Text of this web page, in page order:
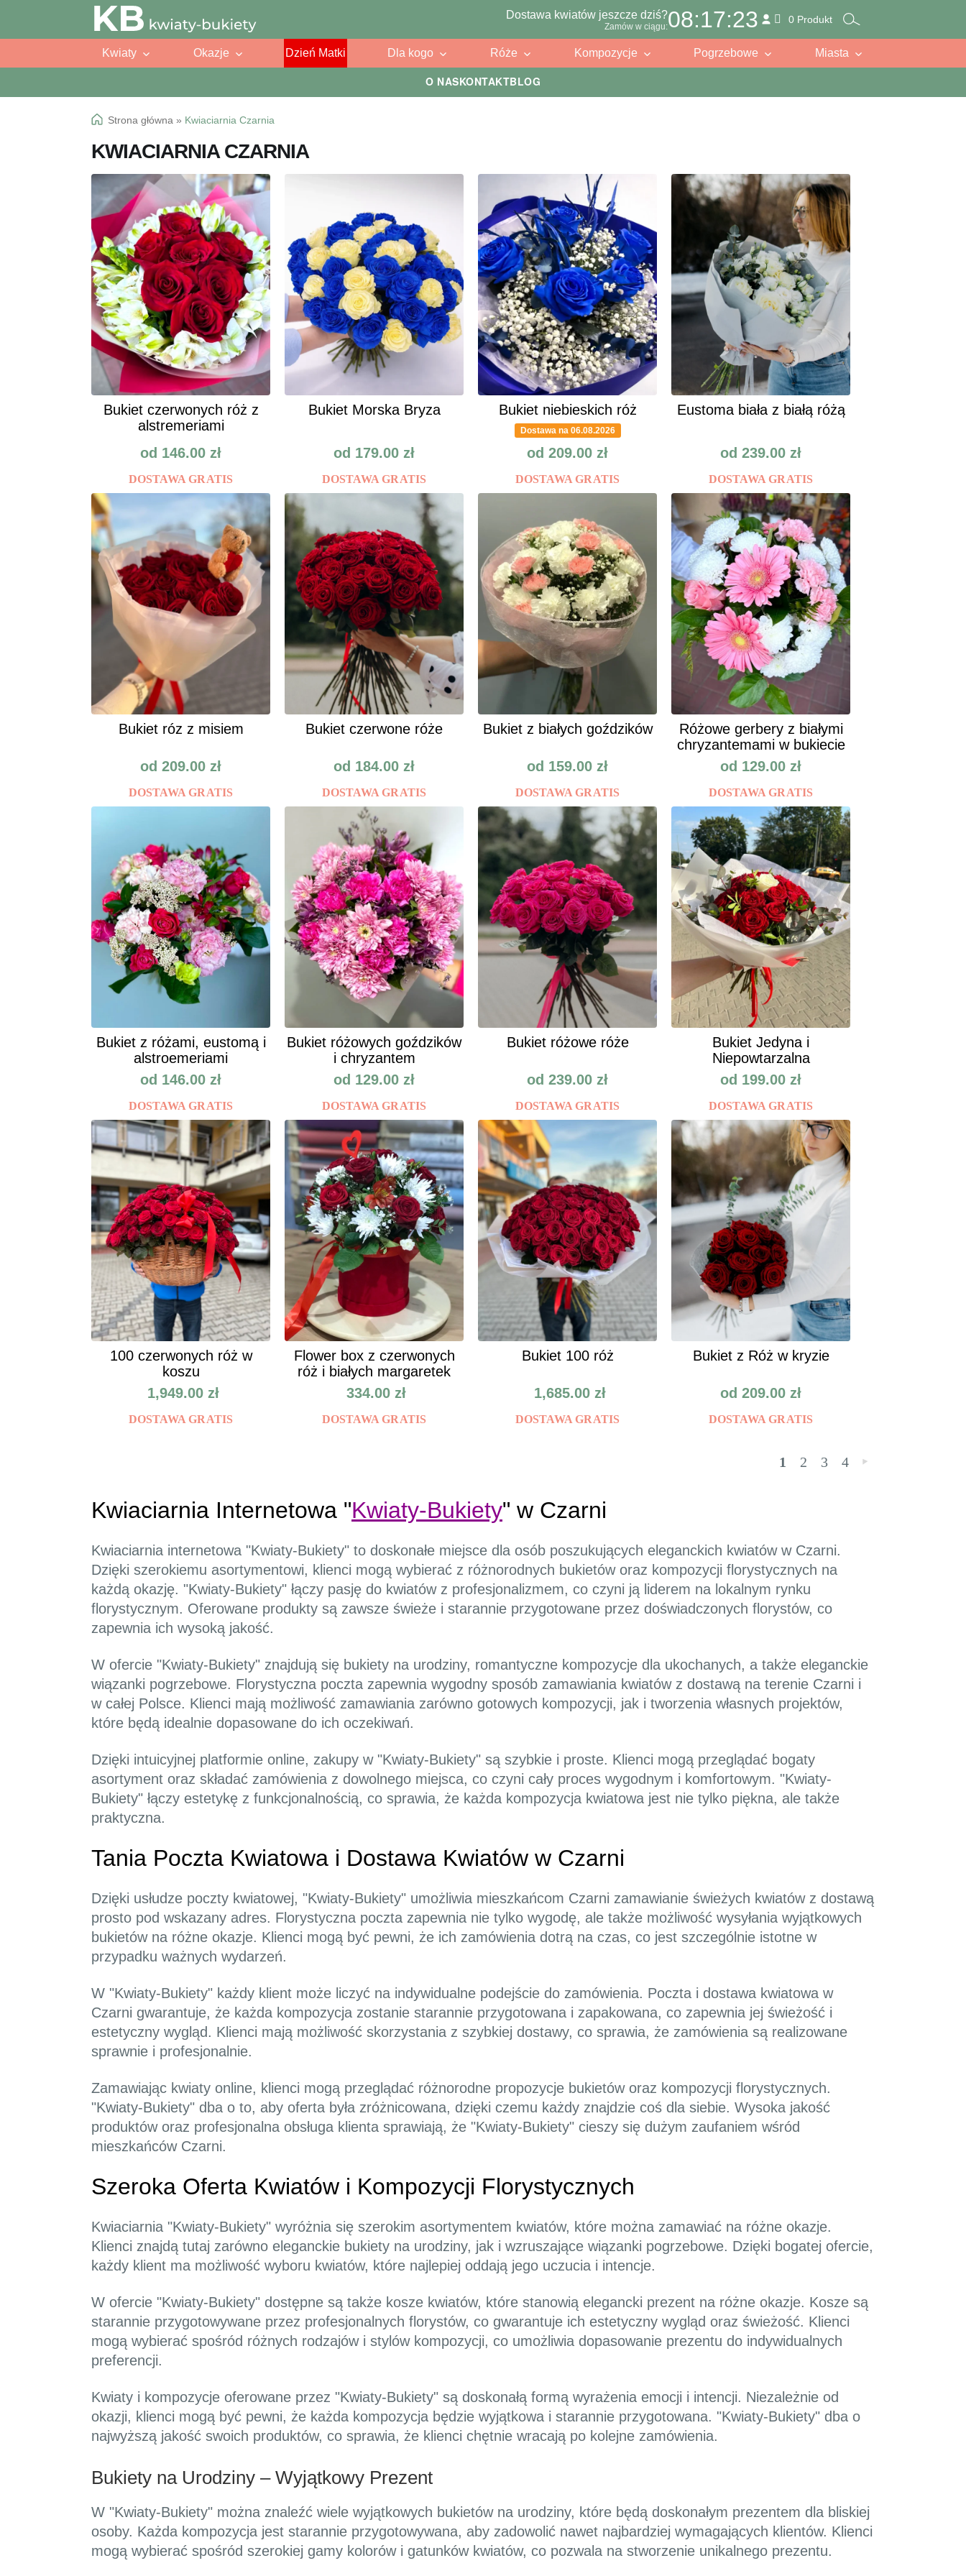
O NASKONTAKTBLOG
Przejdź
do
Przejdź
do
Dostawa kwiatów jeszcze dziś?
Zamów w ciągu:08:17:21 0 Produkt
Kwiaty Okazje Dzień Matki Dla kogo Róże Kompozycje Pogrzebowe Miasta
Strona główna » Kwiaciarnia Czarnia
KWIACIARNIA CZARNIA
Bukiet czerwonych róż z
alstremeriami
od 146.00 zł
DOSTAWA GRATIS
Bukiet Morska Bryza
od 179.00 zł
DOSTAWA GRATIS
Bukiet niebieskich róż
Dostawa na 06.08.2026
od 209.00 zł
DOSTAWA GRATIS
Eustoma biała z białą różą
od 239.00 zł
DOSTAWA GRATIS
Bukiet róz z misiem
od 209.00 zł
DOSTAWA GRATIS
Bukiet czerwone róże
od 184.00 zł
DOSTAWA GRATIS
Bukiet z białych goździków
od 159.00 zł
DOSTAWA GRATIS
Różowe gerbery z białymi
chryzantemami w bukiecie
od 129.00 zł
DOSTAWA GRATIS
Bukiet z różami, eustomą i
alstroemeriami
od 146.00 zł
DOSTAWA GRATIS
Bukiet różowych goździków
i chryzantem
od 129.00 zł
DOSTAWA GRATIS
Bukiet różowe róże
od 239.00 zł
DOSTAWA GRATIS
Bukiet Jedyna i
Niepowtarzalna
od 199.00 zł
DOSTAWA GRATIS
100 czerwonych róż w
koszu
1,949.00 zł
DOSTAWA GRATIS
Flower box z czerwonych
róż i białych margaretek
334.00 zł
DOSTAWA GRATIS
Bukiet 100 róż
1,685.00 zł
DOSTAWA GRATIS
Bukiet z Róż w kryzie
od 209.00 zł
DOSTAWA GRATIS
1 2 3 4 »
Kwiaciarnia Internetowa "Kwiaty-Bukiety" w Czarni
Kwiaciarnia internetowa "Kwiaty-Bukiety" to doskonałe miejsce dla osób poszukujących eleganckich kwiatów w Czarni.
Dzięki szerokiemu asortymentowi, klienci mogą wybierać z różnorodnych bukietów oraz kompozycji florystycznych na
każdą okazję. "Kwiaty-Bukiety" łączy pasję do kwiatów z profesjonalizmem, co czyni ją liderem na lokalnym rynku
florystycznym. Oferowane produkty są zawsze świeże i starannie przygotowane przez doświadczonych florystów, co
zapewnia ich wysoką jakość.
W ofercie "Kwiaty-Bukiety" znajdują się bukiety na urodziny, romantyczne kompozycje dla ukochanych, a także eleganckie
wiązanki pogrzebowe. Florystyczna poczta zapewnia wygodny sposób zamawiania kwiatów z dostawą na terenie Czarni i
w całej Polsce. Klienci mają możliwość zamawiania zarówno gotowych kompozycji, jak i tworzenia własnych projektów,
które będą idealnie dopasowane do ich oczekiwań.
Dzięki intuicyjnej platformie online, zakupy w "Kwiaty-Bukiety" są szybkie i proste. Klienci mogą przeglądać bogaty
asortyment oraz składać zamówienia z dowolnego miejsca, co czyni cały proces wygodnym i komfortowym. "Kwiaty-
Bukiety" łączy estetykę z funkcjonalnością, co sprawia, że każda kompozycja kwiatowa jest nie tylko piękna, ale także
praktyczna.
Tania Poczta Kwiatowa i Dostawa Kwiatów w Czarni
Dzięki usłudze poczty kwiatowej, "Kwiaty-Bukiety" umożliwia mieszkańcom Czarni zamawianie świeżych kwiatów z dostawą
prosto pod wskazany adres. Florystyczna poczta zapewnia nie tylko wygodę, ale także możliwość wysyłania wyjątkowych
bukietów na różne okazje. Klienci mogą być pewni, że ich zamówienia dotrą na czas, co jest szczególnie istotne w
przypadku ważnych wydarzeń.
W "Kwiaty-Bukiety" każdy klient może liczyć na indywidualne podejście do zamówienia. Poczta i dostawa kwiatowa w
Czarni gwarantuje, że każda kompozycja zostanie starannie przygotowana i zapakowana, co zapewnia jej świeżość i
estetyczny wygląd. Klienci mają możliwość skorzystania z szybkiej dostawy, co sprawia, że zamówienia są realizowane
sprawnie i profesjonalnie.
Zamawiając kwiaty online, klienci mogą przeglądać różnorodne propozycje bukietów oraz kompozycji florystycznych.
"Kwiaty-Bukiety" dba o to, aby oferta była zróżnicowana, dzięki czemu każdy znajdzie coś dla siebie. Wysoka jakość
produktów oraz profesjonalna obsługa klienta sprawiają, że "Kwiaty-Bukiety" cieszy się dużym zaufaniem wśród
mieszkańców Czarni.
Szeroka Oferta Kwiatów i Kompozycji Florystycznych
Kwiaciarnia "Kwiaty-Bukiety" wyróżnia się szerokim asortymentem kwiatów, które można zamawiać na różne okazje.
Klienci znajdą tutaj zarówno eleganckie bukiety na urodziny, jak i wzruszające wiązanki pogrzebowe. Dzięki bogatej ofercie,
każdy klient ma możliwość wyboru kwiatów, które najlepiej oddają jego uczucia i intencje.
W ofercie "Kwiaty-Bukiety" dostępne są także kosze kwiatów, które stanowią elegancki prezent na różne okazje. Kosze są
starannie przygotowywane przez profesjonalnych florystów, co gwarantuje ich estetyczny wygląd oraz świeżość. Klienci
mogą wybierać spośród różnych rodzajów i stylów kompozycji, co umożliwia dopasowanie prezentu do indywidualnych
preferencji.
Kwiaty i kompozycje oferowane przez "Kwiaty-Bukiety" są doskonałą formą wyrażenia emocji i intencji. Niezależnie od
okazji, klienci mogą być pewni, że każda kompozycja będzie wyjątkowa i starannie przygotowana. "Kwiaty-Bukiety" dba o
najwyższą jakość swoich produktów, co sprawia, że klienci chętnie wracają po kolejne zamówienia.
Bukiety na Urodziny – Wyjątkowy Prezent
W "Kwiaty-Bukiety" można znaleźć wiele wyjątkowych bukietów na urodziny, które będą doskonałym prezentem dla bliskiej
osoby. Każda kompozycja jest starannie przygotowywana, aby zadowolić nawet najbardziej wymagających klientów. Klienci
mogą wybierać spośród szerokiej gamy kolorów i gatunków kwiatów, co pozwala na stworzenie unikalnego prezentu.